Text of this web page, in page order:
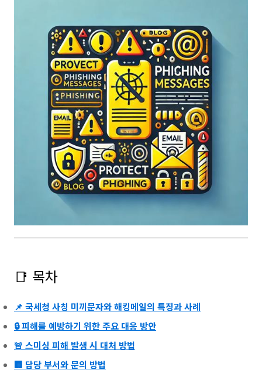
📑 목차
📌 국세청 사칭 미끼문자와 해킹메일의 특징과 사례
🔒 피해를 예방하기 위한 주요 대응 방안
🚨 스미싱 피해 발생 시 대처 방법
🏢 담당 부서와 문의 방법